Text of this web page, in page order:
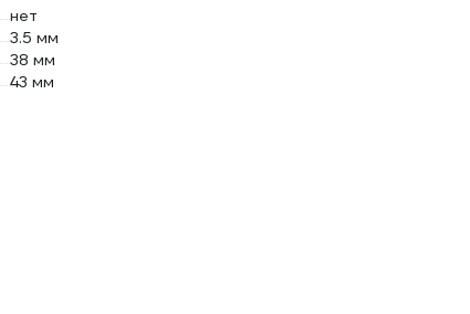
нет
3.5 мм
38 мм
43 мм